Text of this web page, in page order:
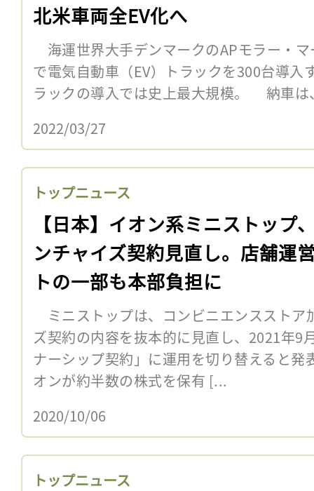
北米車両全EV化へ
海運世界大手デンマークのAPモラー・
で電気自動車（EV）トラックを300台導入
ラックの導入では史上最大規模。 納車は
2022/03/27
トップニュース
【日本】イオン系ミニストップ
ンチャイズ契約見直し。店舗運
トの一部も本部負担に
ミニストップは、コンビニエンスストア
ズ契約の内容を抜本的に見直し、2021年9
ナーシップ契約」に運用を切り替えると
オンが約半数の株式を保有 [...
2020/10/06
トップニュース